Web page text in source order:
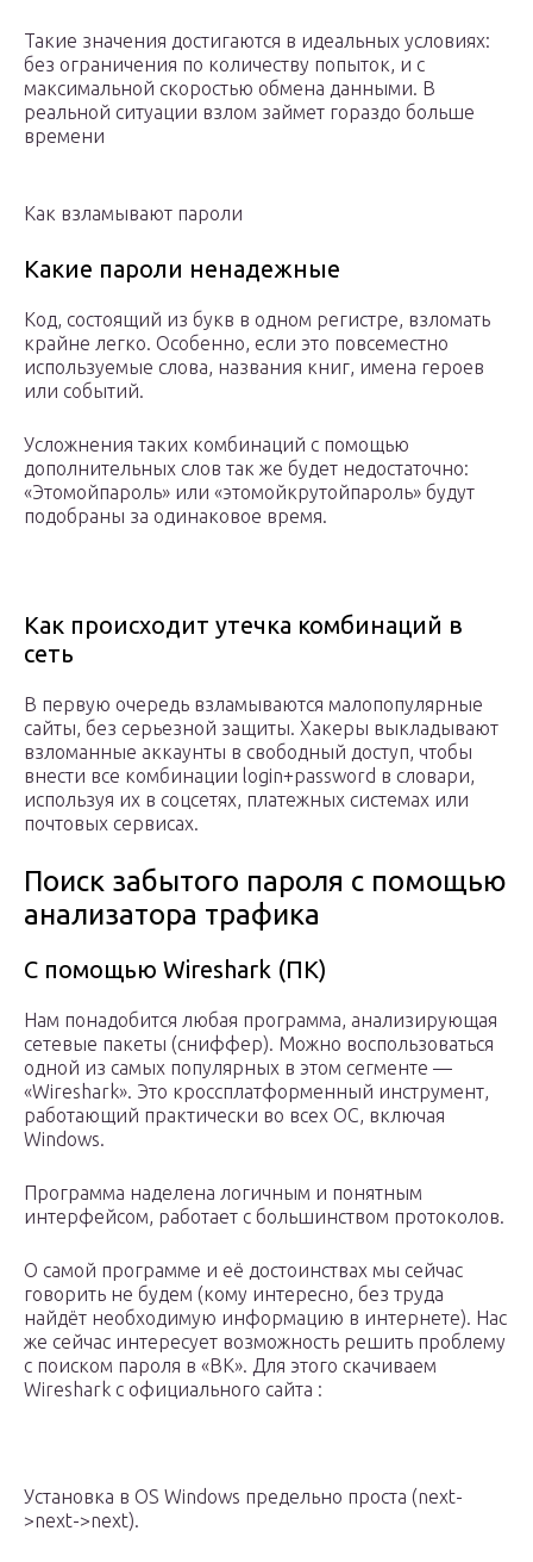
Такие значения достигаются в идеальных условиях:
без ограничения по количеству попыток, и с
максимальной скоростью обмена данными. В
реальной ситуации взлом займет гораздо больше
времени
Как взламывают пароли
Какие пароли ненадежные
Код, состоящий из букв в одном регистре, взломать
крайне легко. Особенно, если это повсеместно
используемые слова, названия книг, имена героев
или событий.
Усложнения таких комбинаций с помощью
дополнительных слов так же будет недостаточно:
«Этомойпароль» или «этомойкрутойпароль» будут
подобраны за одинаковое время.
Как происходит утечка комбинаций в
сеть
В первую очередь взламываются малопопулярные
сайты, без серьезной защиты. Хакеры выкладывают
взломанные аккаунты в свободный доступ, чтобы
внести все комбинации login+password в словари,
используя их в соцсетях, платежных системах или
почтовых сервисах.
Поиск забытого пароля с помощью
анализатора трафика
С помощью Wireshark (ПК)
Нам понадобится любая программа, анализирующая
сетевые пакеты (сниффер). Можно воспользоваться
одной из самых популярных в этом сегменте —
«Wireshark». Это кроссплатформенный инструмент,
работающий практически во всех ОС, включая
Windows.
Программа наделена логичным и понятным
интерфейсом, работает с большинством протоколов.
О самой программе и её достоинствах мы сейчас
говорить не будем (кому интересно, без труда
найдёт необходимую информацию в интернете). Нас
же сейчас интересует возможность решить проблему
с поиском пароля в «ВК». Для этого скачиваем
Wireshark с официального сайта :
Установка в OS Windows предельно проста (next-
>next->next).